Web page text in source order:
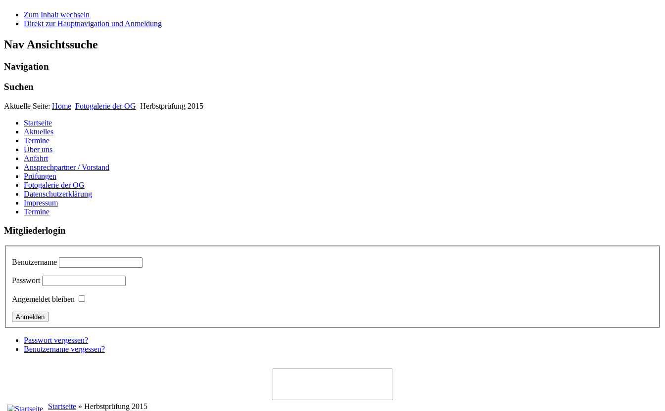
Zum Inhalt wechseln
Direkt zur Hauptnavigation und Anmeldung
Nav Ansichtssuche
Navigation
Suchen
Aktuelle Seite: Home Fotogalerie der OG Herbstprüfung 2015
Startseite
Aktuelles
Termine
Über uns
Anfahrt
Ansprechpartner / Vorstand
Prüfungen
Fotogalerie der OG
Datenschutzerklärung
Impressum
Termine
Mitgliederlogin
Benutzername
Passwort
Angemeldet bleiben
Passwort vergessen?
Benutzername vergessen?
Startseite » Herbstprüfung 2015